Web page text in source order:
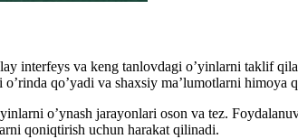
interfeys va keng tanlovdagi o’yinlarni taklif
qo’yadi va shaxsiy ma’lumotlarni himoya
o’ynash jarayonlari oson va tez.
qoniqtirish uchun harakat qilinadi.